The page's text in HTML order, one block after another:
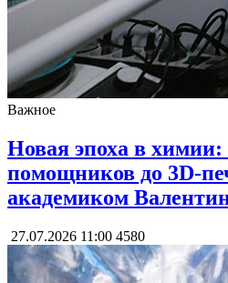
Важное
Новая эпоха в
помощников до 3D-
академиком
27.07.2026 11:00 4580